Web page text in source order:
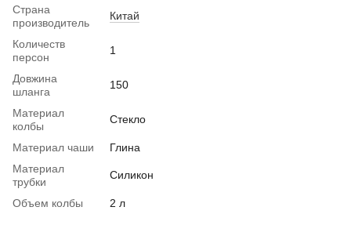
Страна
производитель
Китай
Количеств
персон
1
Довжина
шланга
150
Материал
колбы
Стекло
Материал чаши
Глина
Материал
трубки
Силикон
Объем колбы 2 л